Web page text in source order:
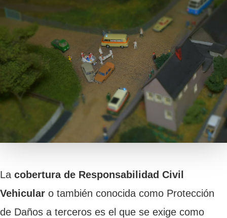
La cobertura de Responsabilidad Civil
Vehicular o también conocida como Protección
de Daños a terceros es el que se exige como